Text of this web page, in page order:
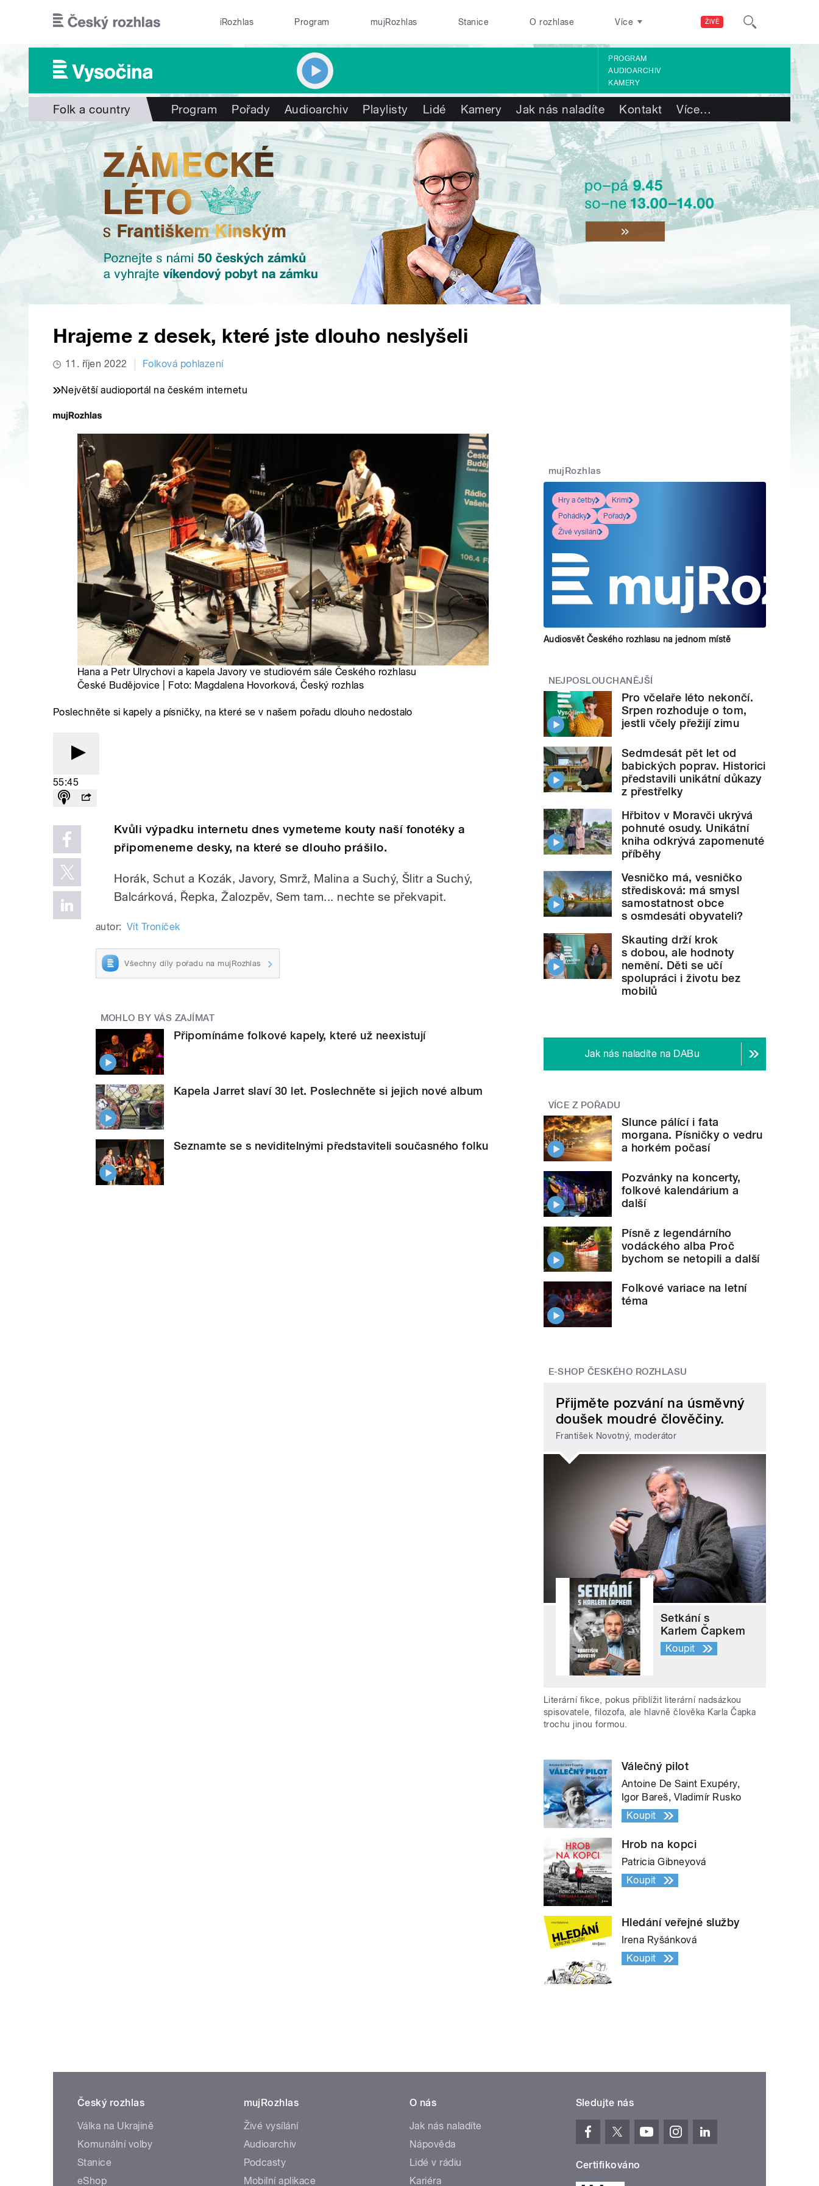
ŽIVĚ
iRozhlas Program mujRozhlas Stanice O rozhlase Více
PROGRAM
AUDIOARCHIV
KAMERY
Folk a country Program Pořady Audioarchiv Playlisty Lidé Kamery Jak nás naladíte Kontakt Více…
Hrajeme z desek, které jste dlouho neslyšeli
11. říjen 2022 Folková pohlazení
Největší audioportál na českém internetu
Hana a Petr Ulrychovi a kapela Javory ve studiovém sále Českého rozhlasu
České Budějovice | Foto: Magdalena Hovorková, Český rozhlas
Poslechněte si kapely a písničky, na které se v našem pořadu dlouho nedostalo
55:45
Kvůli výpadku internetu dnes vymeteme kouty naší fonotéky a
připomeneme desky, na které se dlouho prášilo.
Horák, Schut a Kozák, Javory, Smrž, Malina a Suchý, Šlitr a Suchý,
Balcárková, Řepka, Žalozpěv, Sem tam... nechte se překvapit.
autor: Vít Troníček
Všechny díly pořadu na mujRozhlas
MOHLO BY VÁS ZAJÍMAT
Připomínáme folkové kapely, které už neexistují
Kapela Jarret slaví 30 let. Poslechněte si jejich nové album
Seznamte se s neviditelnými představiteli současného folku
mujRozhlas
Hry a četby
Krimi
Pohádky
Pořady
Živé vysílání
Audiosvět Českého rozhlasu na jednom místě
NEJPOSLOUCHANĚJŠÍ
Pro včelaře léto nekončí.
Srpen rozhoduje o tom,
jestli včely přežijí zimu
Sedmdesát pět let od
babických poprav. Historici
představili unikátní důkazy
z přestřelky
Hřbitov v Moravči ukrývá
pohnuté osudy. Unikátní
kniha odkrývá zapomenuté
příběhy
Vesničko má, vesničko
středisková: má smysl
samostatnost obce
s osmdesáti obyvateli?
Skauting drží krok
s dobou, ale hodnoty
nemění. Děti se učí
spolupráci i životu bez
mobilů
Jak nás naladíte na DABu
VÍCE Z POŘADU
Slunce pálící i fata
morgana. Písničky o vedru
a horkém počasí
Pozvánky na koncerty,
folkové kalendárium a
další
Písně z legendárního
vodáckého alba Proč
bychom se netopili a další
Folkové variace na letní
téma
E-SHOP ČESKÉHO ROZHLASU
Přijměte pozvání na úsměvný
doušek moudré člověčiny.
František Novotný, moderátor
Setkání s
Karlem Čapkem
Koupit
Literární fikce, pokus přiblížit literární nadsázkou
spisovatele, filozofa, ale hlavně člověka Karla Čapka
trochu jinou formou.
Válečný pilot
Antoine De Saint Exupéry,
Igor Bareš, Vladimír Rusko
Koupit
Hrob na kopci
Patricia Gibneyová
Koupit
Hledání veřejné služby
Irena Ryšánková
Koupit
Český rozhlas
Válka na Ukrajině
Komunální volby
Stanice
eShop
mujRozhlas
Živé vysílání
Audioarchiv
Podcasty
Mobilní aplikace
O nás
Jak nás naladíte
Nápověda
Lidé v rádiu
Kariéra
Sledujte nás
Certifikováno